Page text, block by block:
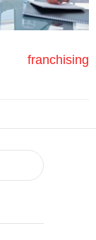
franchising